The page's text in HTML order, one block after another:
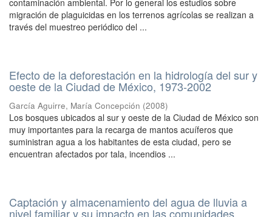
contaminación ambiental. Por lo general los estudios sobre
migración de plaguicidas en los terrenos agrícolas se realizan a
través del muestreo periódico del ...
Efecto de la deforestación en la hidrología del sur y
oeste de la Ciudad de México, 1973-2002
García Aguirre, María Concepción (2008)
Los bosques ubicados al sur y oeste de la Ciudad de México son
muy importantes para la recarga de mantos acuíferos que
suministran agua a los habitantes de esta ciudad, pero se
encuentran afectados por tala, incendios ...
Captación y almacenamiento del agua de lluvia a
nivel familiar y su impacto en las comunidades